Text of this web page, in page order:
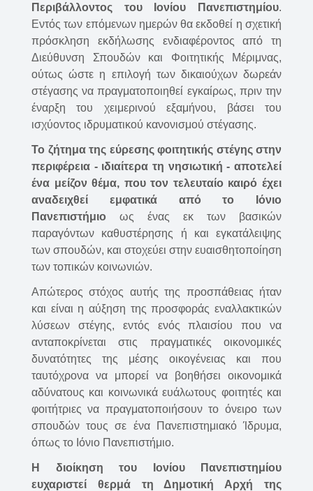
Περιβάλλοντος του Ιονίου Πανεπιστημίου.
Εντός των επόμενων ημερών θα εκδοθεί η σχετική
πρόσκληση εκδήλωσης ενδιαφέροντος από τη
Διεύθυνση Σπουδών και Φοιτητικής Μέριμνας,
ούτως ώστε η επιλογή των δικαιούχων δωρεάν
στέγασης να πραγματοποιηθεί εγκαίρως, πριν την
έναρξη του χειμερινού εξαμήνου, βάσει του
ισχύοντος ιδρυματικού κανονισμού στέγασης.
To ζήτημα της εύρεσης φοιτητικής στέγης στην
περιφέρεια - ιδιαίτερα τη νησιωτική - αποτελεί
ένα μείζον θέμα, που τον τελευταίο καιρό έχει
αναδειχθεί εμφατικά από το Ιόνιο
Πανεπιστήμιο ως ένας εκ των βασικών
παραγόντων καθυστέρησης ή και εγκατάλειψης
των σπουδών, και στοχεύει στην ευαισθητοποίηση
των τοπικών κοινωνιών.
Απώτερος στόχος αυτής της προσπάθειας ήταν
και είναι η αύξηση της προσφοράς εναλλακτικών
λύσεων στέγης, εντός ενός πλαισίου που να
ανταποκρίνεται στις πραγματικές οικονομικές
δυνατότητες της μέσης οικογένειας και που
ταυτόχρονα να μπορεί να βοηθήσει οικονομικά
αδύνατους και κοινωνικά ευάλωτους φοιτητές και
φοιτήτριες να πραγματοποιήσουν το όνειρο των
σπουδών τους σε ένα Πανεπιστημιακό Ίδρυμα,
όπως το Ιόνιο Πανεπιστήμιο.
Η διοίκηση του Ιονίου Πανεπιστημίου
ευχαριστεί θερμά τη Δημοτική Αρχή της